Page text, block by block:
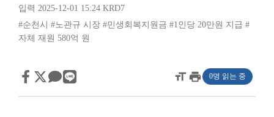
입력 2025-12-01 15:24 KRD7
#순천시
#노관규 시장 #민생회복지원금 #1인당 20만원 지급 #
자체 재원 580억 원
format_sizeprint 0명 읽는 중